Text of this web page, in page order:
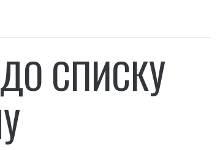
СПИСКУ